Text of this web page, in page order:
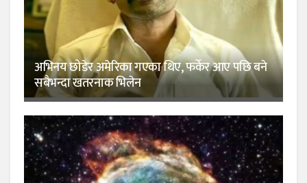
अभिनय छोडेर अमेरिका गएका थिए, फर्केर आए पछि बने
सबैभन्दा खतरनाक भिलेन